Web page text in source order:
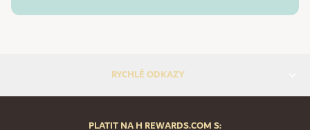
RYCHLÉ ODKAZY
PLATIT NA H REWARDS.COM S: